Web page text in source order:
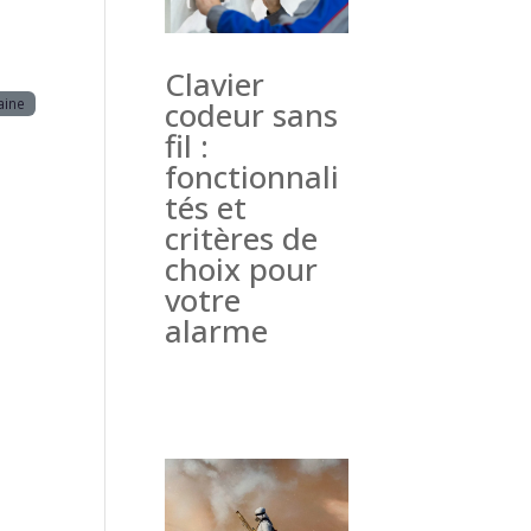
Clavier
codeur sans
fil :
fonctionnali
tés et
critères de
choix pour
votre
alarme